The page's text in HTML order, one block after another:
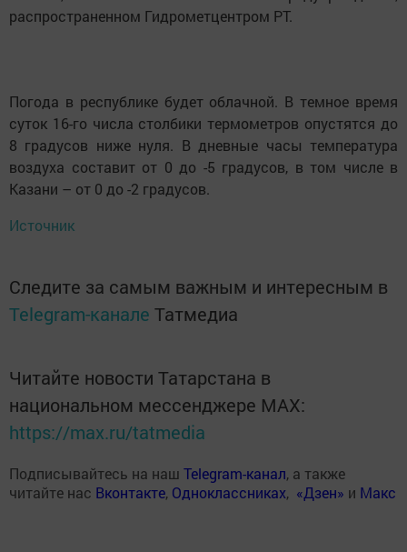
распространенном Гидрометцентром РТ.
Погода в республике будет облачной. В темное время
суток 16-го числа столбики термометров опустятся до
8 градусов ниже нуля. В дневные часы температура
воздуха составит от 0 до -5 градусов, в том числе в
Казани – от 0 до -2 градусов.
Источник
Следите за самым важным и интересным в
Telegram-канале Татмедиа
Читайте новости Татарстана в
национальном мессенджере MАХ:
https://max.ru/tatmedia
Подписывайтесь на наш Telegram-канал, а также
читайте нас Вконтакте, Одноклассниках, «Дзен» и Макс